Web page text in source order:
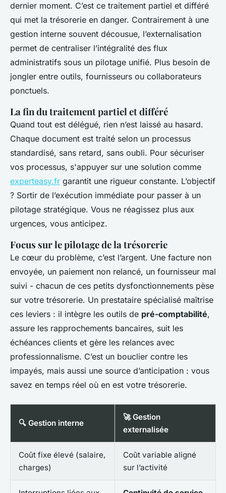
dernier moment. C’est ce traitement partiel et différé
qui met la trésorerie en danger. Contrairement à une
gestion interne souvent décousue, l’externalisation
permet de centraliser l’intégralité des flux
administratifs sous un pilotage unifié. Plus besoin de
jongler entre outils, fournisseurs ou collaborateurs
ponctuels.
La fin du traitement partiel et différé
Quand tout est délégué, rien n’est laissé au hasard.
Chaque document est traité selon un processus
standardisé, sans retard, sans oubli. Pour sécuriser
vos processus, s'appuyer sur une solution comme
experteasy.fr garantit une rigueur constante. L’objectif
? Sortir de l’exécution immédiate pour passer à un
pilotage stratégique. Vous ne réagissez plus aux
urgences, vous anticipez.
Focus sur le pilotage de la trésorerie
Le cœur du problème, c’est l’argent. Une facture non
envoyée, un paiement non relancé, un fournisseur mal
suivi - chacun de ces petits dysfonctionnements pèse
sur votre trésorerie. Un prestataire spécialisé maîtrise
ces leviers : il intègre les outils de pré-comptabilité,
assure les rapprochements bancaires, suit les
échéances clients et gère les relances avec
professionnalisme. C’est un bouclier contre les
impayés, mais aussi une source d’anticipation : vous
savez en temps réel où en est votre trésorerie.
🔍 Gestion interne
🚀 Gestion
externalisée
Coût fixe élevé (salaire,
charges)
Coût variable aligné
sur l’activité